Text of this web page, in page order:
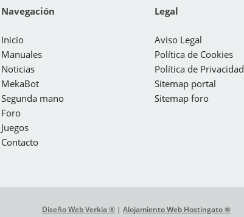
Navegación
Inicio
Manuales
Noticias
MekaBot
Segunda mano
Foro
Juegos
Contacto
Legal
Aviso Legal
Política de Cookies
Política de Privacidad
Sitemap portal
Sitemap foro
Diseño Web Verkia ® | Alojamiento Web Hostingato ®